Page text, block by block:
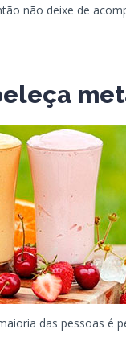
não deixe de
das pessoas é